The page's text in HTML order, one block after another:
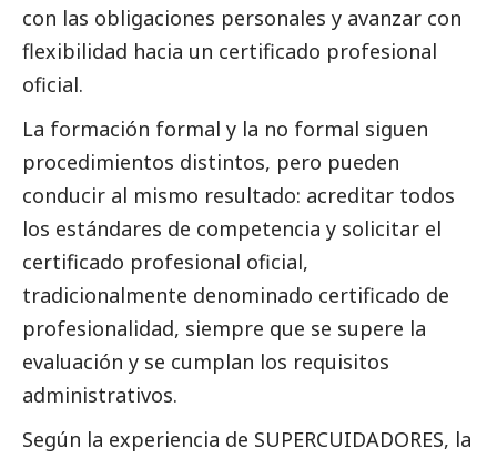
con las obligaciones personales y avanzar con
flexibilidad hacia un certificado profesional
oficial.
La formación formal y la no formal siguen
procedimientos distintos, pero pueden
conducir al mismo resultado: acreditar todos
los estándares de competencia y solicitar el
certificado profesional oficial,
tradicionalmente denominado certificado de
profesionalidad, siempre que se supere la
evaluación y se cumplan los requisitos
administrativos.
Según la experiencia de SUPERCUIDADORES, la